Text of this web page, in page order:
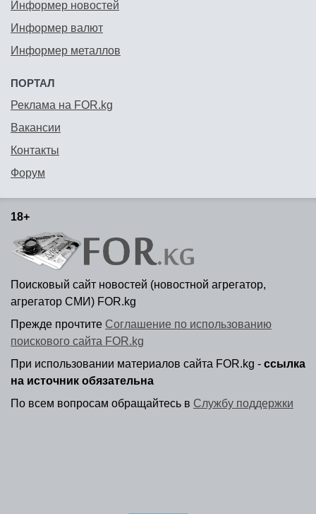
Информер новостей
Информер валют
Информер металлов
ПОРТАЛ
Реклама на FOR.kg
Вакансии
Контакты
Форум
18+
Поисковый сайт новостей (новостной агрегатор,
агрегатор СМИ) FOR.kg
Прежде прочтите Соглашение по использованию
поискового сайта FOR.kg
При использовании материалов сайта FOR.kg - ссылка
на источник обязательна
По всем вопросам обращайтесь в Службу поддержки